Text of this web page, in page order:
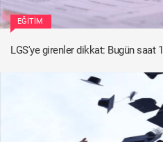
EĞITIM
LGS'ye girenler dikkat: Bugün saat